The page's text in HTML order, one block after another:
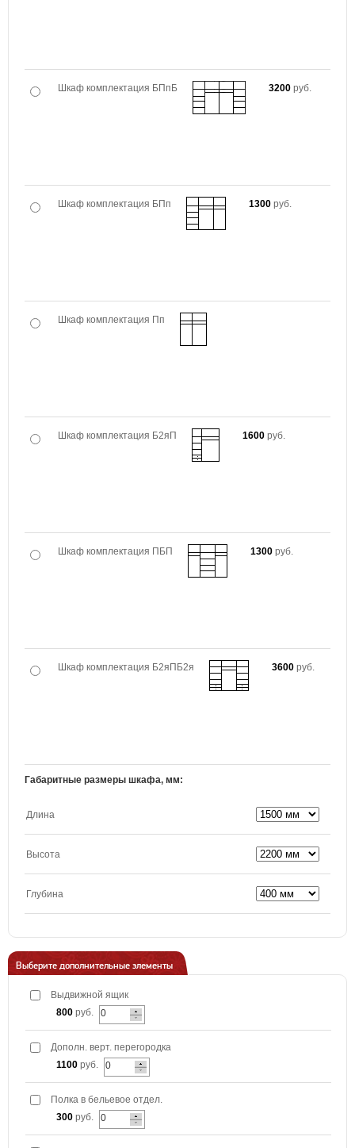
Шкаф комплектация БПпБ 3200 руб.
Шкаф комплектация БПп 1300 руб.
Шкаф комплектация Пп
Шкаф комплектация Б2яП 1600 руб.
Шкаф комплектация ПБП 1300 руб.
Шкаф комплектация Б2яПБ2я 3600 руб.
Габаритные размеры шкафа, мм:
Длина
Высота
Глубина
Выберите дополнительные элементы
Выдвижной ящик
800 руб.
Дополн. верт. перегородка
1100 руб.
Полка в бельевое отдел.
300 руб.